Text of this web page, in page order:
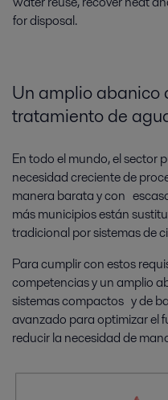
for disposal.
Un amplio abanico
tratamiento de
En todo el mundo, el sector
necesidad creciente de
manera barata y con
más municipios están
tradicional por sistemas de
Para cumplir con estos
competencias y un amplio
sistemas compactos y de
avanzado para optimizar el
reducir la necesidad de